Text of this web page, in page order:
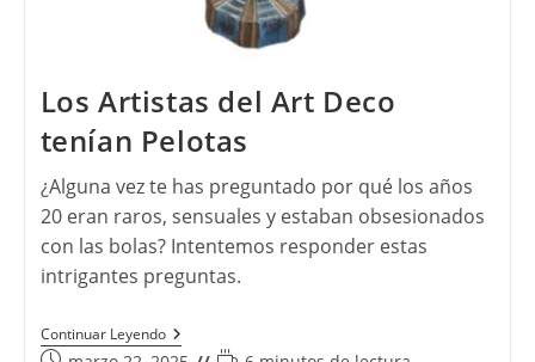
Los Artistas del Art Deco
tenían Pelotas
¿Alguna vez te has preguntado por qué los años
20 eran raros, sensuales y estaban obsesionados
con las bolas? Intentemos responder estas
intrigantes preguntas.
Continuar LeyendoLos
Artistas